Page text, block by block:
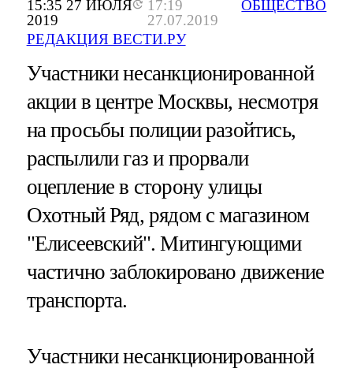
15:35 27 ИЮЛЯ
2019
17:19
27.07.2019
РЕДАКЦИЯ ВЕСТИ.РУ
ОБЩЕСТВО
Участники несанкционированной
акции в центре Москвы, несмотря
на просьбы полиции разойтись,
распылили газ и прорвали
оцепление в сторону улицы
Охотный Ряд, рядом с магазином
"Елисеевский". Митингующими
частично заблокировано движение
транспорта.
Участники несанкционированной